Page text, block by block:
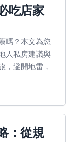
吃店家
嗎？本文為您
人私房建議與
，避開地雷，
：從規